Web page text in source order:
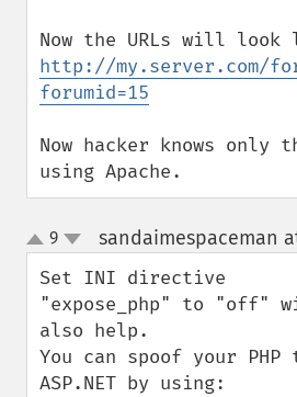
http://my.server.com/
forumid=15
Now hacker knows only
using Apache.
up
down
9 sandaimespaceman
Set INI directive
"expose_php" to "off"
also help.
You can spoof your PHP